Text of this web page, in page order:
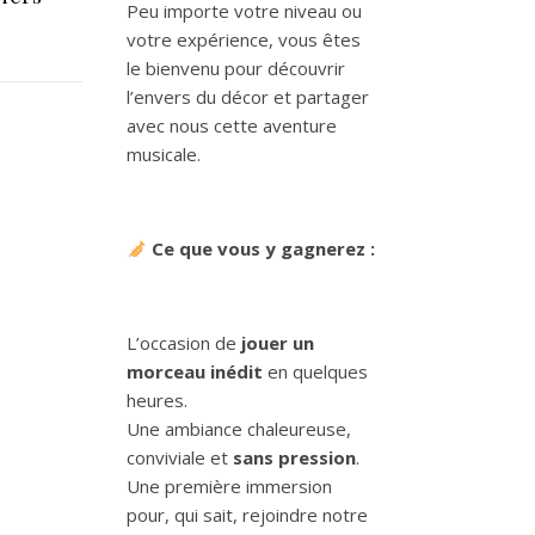
Peu importe votre niveau ou
votre expérience, vous êtes
le bienvenu pour découvrir
l’envers du décor et partager
avec nous cette aventure
musicale.
Ce que vous y gagnerez :
L’occasion de jouer un
morceau inédit en quelques
heures.
Une ambiance chaleureuse,
conviviale et sans pression.
Une première immersion
pour, qui sait, rejoindre notre